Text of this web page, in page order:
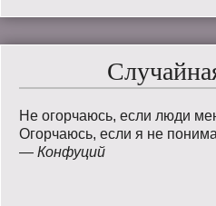
Не огорчаюсь, если люди
Огорчаюсь, если я не
— Конфуций